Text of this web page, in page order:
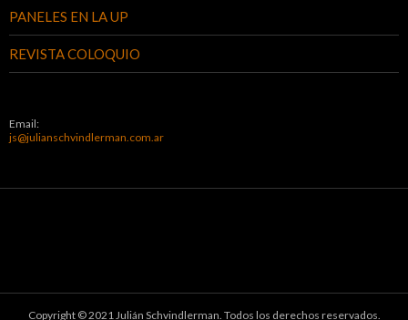
PANELES EN LA UP
REVISTA COLOQUIO
Email:
js@julianschvindlerman.com.ar
Copyright © 2021 Julián Schvindlerman. Todos los derechos reservados.